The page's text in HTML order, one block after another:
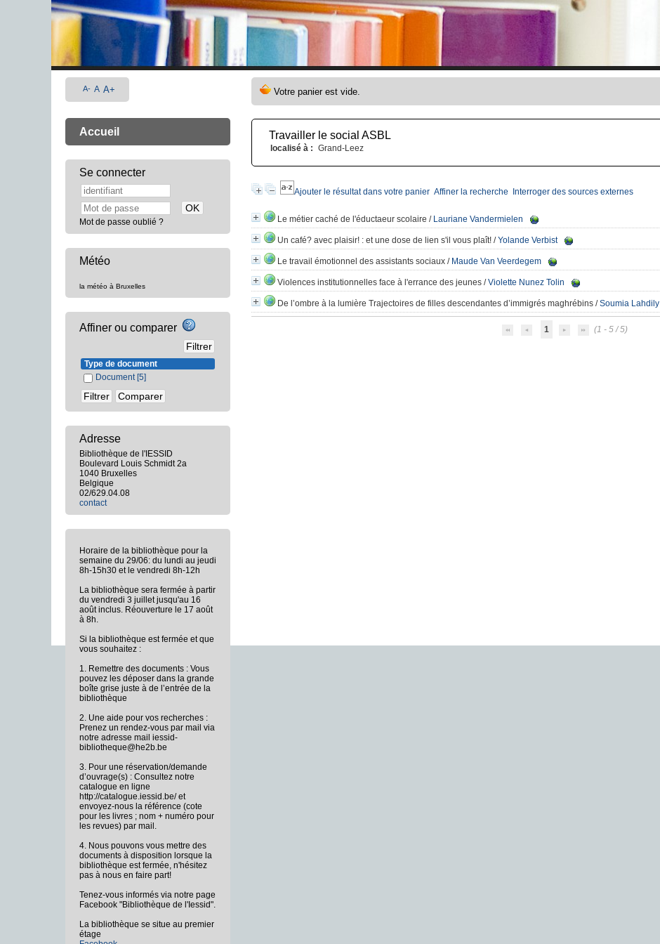
Travailler le social ASBL
localisé à : Grand-Leez
Ajouter le résultat dans votre panier Affiner la recherche Interroger des sources externes
Le métier caché de l'éductaeur scolaire / Lauriane Vandermielen
Un café? avec plaisir!: et une dose de lien s'il vous plaît!/Yolande Verbist
Le travail émotionnel des assistants sociaux/ Maude Van Veerdegem
Violences institutionnelles face à l'errance des jeunes/Violette Nunez Tolin
De l’ombre à la lumière Trajectoires de filles descendantes d’immigrés maghrébins/Soumia Lahdily
1 (1 - 5 / 5)
A- A A+
Accueil
Se connecter
Mot de passe oublié ?
Météo
la météo à Bruxelles
Affiner ou comparer
Type de document
Document [5]
Adresse
Bibliothèque de l'IESSID
Boulevard Louis Schmidt 2a
1040 Bruxelles
Belgique
02/629.04.08
contact
Horaire de la bibliothèque pour la
semaine du 29/06: du lundi au jeudi
8h-15h30 et le vendredi 8h-12h
La bibliothèque sera fermée à partir
du vendredi 3 juillet jusqu'au 16
août inclus. Réouverture le 17 août
à 8h.
Si la bibliothèque est fermée et que
vous souhaitez :
1. Remettre des documents : Vous
pouvez les déposer dans la grande
boîte grise juste à de l’entrée de la
bibliothèque
2. Une aide pour vos recherches :
Prenez un rendez-vous par mail via
notre adresse mail iessid-
bibliotheque@he2b.be
3. Pour une réservation/demande
d’ouvrage(s) : Consultez notre
catalogue en ligne
http://catalogue.iessid.be/ et
envoyez-nous la référence (cote
pour les livres ; nom + numéro pour
les revues) par mail.
4. Nous pouvons vous mettre des
documents à disposition lorsque la
bibliothèque est fermée, n'hésitez
pas à nous en faire part!
Tenez-vous informés via notre page
Facebook "Bibliothèque de l'Iessid".
La bibliothèque se situe au premier
étage